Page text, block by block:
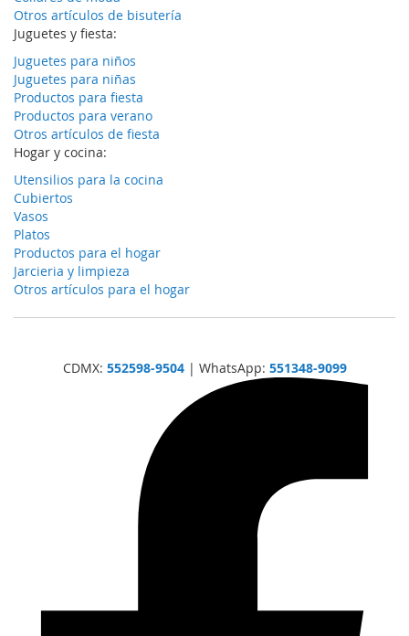
Otros artículos de bisutería
Juguetes y fiesta:
Juguetes para niños
Juguetes para niñas
Productos para fiesta
Productos para verano
Otros artículos de fiesta
Hogar y cocina:
Utensilios para la cocina
Cubiertos
Vasos
Platos
Productos para el hogar
Jarcieria y limpieza
Otros artículos para el hogar
CDMX: 552598-9504| WhatsApp: 551348-9099